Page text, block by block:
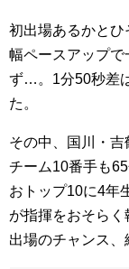
初出場あるかと
幅ペースアップ
ず…。1分50秒差
た。
その中、国川・吉
チーム10番手も
おトップ10に4年
が指揮をおそら
出場のチャンス、